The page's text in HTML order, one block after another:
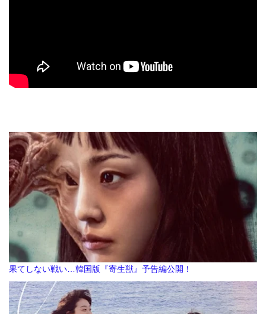
果てしない戦い…韓国版『寄生獣』予告編公開！